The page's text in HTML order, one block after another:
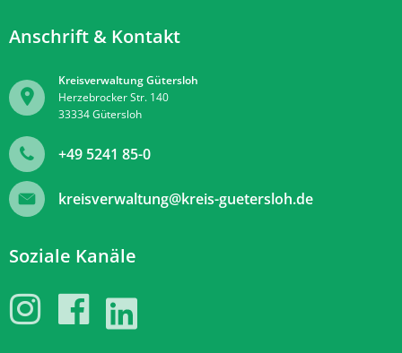
Anschrift & Kontakt
Kreisverwaltung Gütersloh
Herzebrocker Str. 140
33334Gütersloh
+49 5241 85-0
kreisverwaltung@kreis-guetersloh.de
Soziale Kanäle